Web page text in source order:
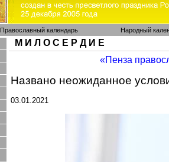
Православный календарь Народный
М И Л О С Е Р Д И Е
«Пенза
Названо неожиданное
03.01.2021